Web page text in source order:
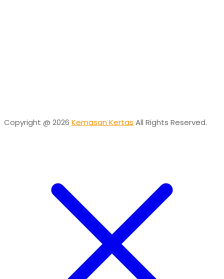
Copyright @ 2026 Kemasan Kertas All Rights Reserved.